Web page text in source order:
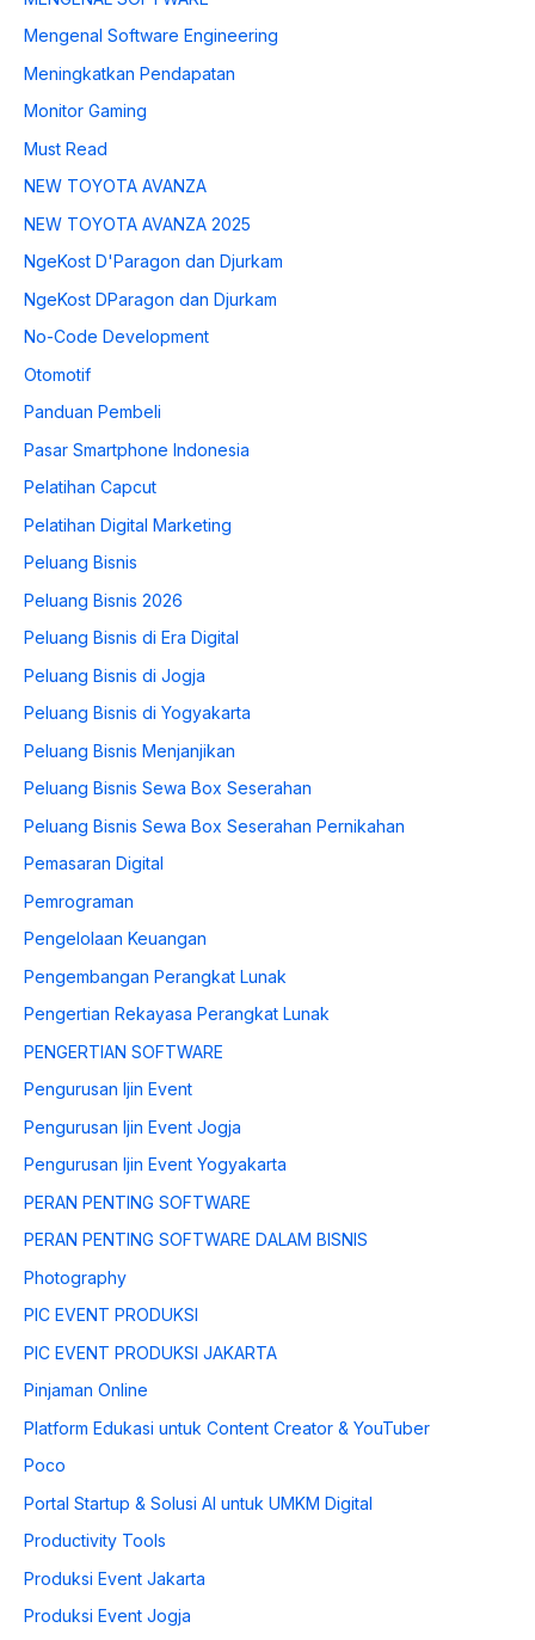
Mengenal Software Engineering
Meningkatkan Pendapatan
Monitor Gaming
Must Read
NEW TOYOTA AVANZA
NEW TOYOTA AVANZA 2025
NgeKost D'Paragon dan Djurkam
NgeKost DParagon dan Djurkam
No-Code Development
Otomotif
Panduan Pembeli
Pasar Smartphone Indonesia
Pelatihan Capcut
Pelatihan Digital Marketing
Peluang Bisnis
Peluang Bisnis 2026
Peluang Bisnis di Era Digital
Peluang Bisnis di Jogja
Peluang Bisnis di Yogyakarta
Peluang Bisnis Menjanjikan
Peluang Bisnis Sewa Box Seserahan
Peluang Bisnis Sewa Box Seserahan Pernikahan
Pemasaran Digital
Pemrograman
Pengelolaan Keuangan
Pengembangan Perangkat Lunak
Pengertian Rekayasa Perangkat Lunak
PENGERTIAN SOFTWARE
Pengurusan Ijin Event
Pengurusan Ijin Event Jogja
Pengurusan Ijin Event Yogyakarta
PERAN PENTING SOFTWARE
PERAN PENTING SOFTWARE DALAM BISNIS
Photography
PIC EVENT PRODUKSI
PIC EVENT PRODUKSI JAKARTA
Pinjaman Online
Platform Edukasi untuk Content Creator & YouTuber
Poco
Portal Startup & Solusi AI untuk UMKM Digital
Productivity Tools
Produksi Event Jakarta
Produksi Event Jogja